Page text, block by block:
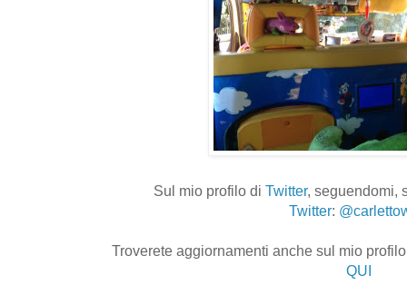
Sul mio profilo diTwitter, seguendomi,
Twitter:
Troverete aggiornamenti anche sul mio
QUI